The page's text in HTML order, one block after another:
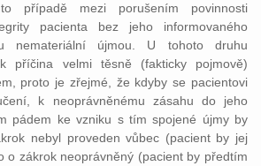
případě mezi porušením povinnosti
pacienta bez jeho informovaného
nemateriální újmou. U tohoto druhu
příčina velmi těsně (fakticky pojmově)
proto je zřejmé, že kdyby se pacientovi
k neoprávněnému zásahu do jeho
pádem ke vzniku s tím spojené újmy by
nebyl proveden vůbec (pacient by jej
o zákrok neoprávněný (pacient by předtím